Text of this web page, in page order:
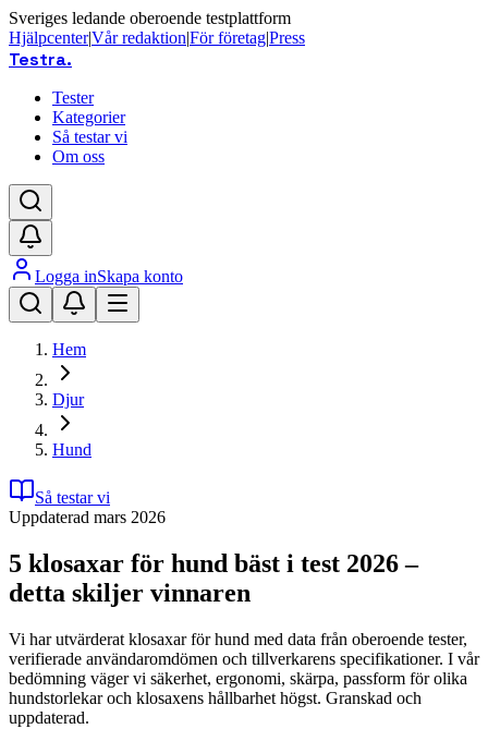
Sveriges ledande oberoende testplattform
Hjälpcenter|Vår redaktion|För företag|Press
Testra.
Tester
Kategorier
Så testar vi
Om oss
Logga inSkapa konto
Hem
Djur
Hund
Så testar vi
Uppdaterad mars 2026
5 klosaxar för hund bäst i test 2026 –
detta skiljer vinnaren
Vi har utvärderat klosaxar för hund med data från oberoende tester,
verifierade användaromdömen och tillverkarens specifikationer. I vår
bedömning väger vi säkerhet, ergonomi, skärpa, passform för olika
hundstorlekar och klosaxens hållbarhet högst. Granskad och
uppdaterad.